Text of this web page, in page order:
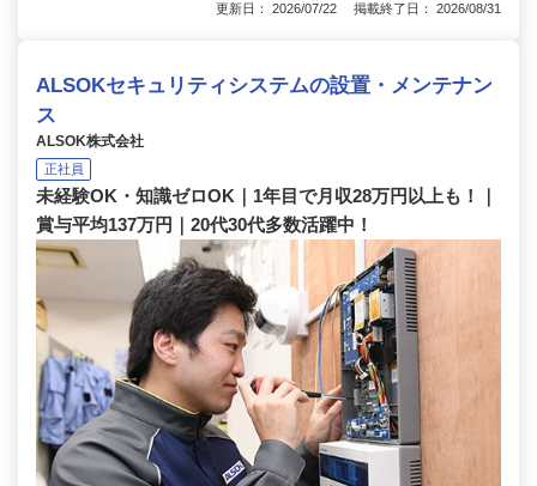
更新日： 2026/07/22 掲載終了日： 2026/08/31
ALSOKセキュリティシステムの設置・メンテナン
ス
ALSOK株式会社
正社員
未経験OK・知識ゼロOK｜1年目で月収28万円以上も！｜
賞与平均137万円｜20代30代多数活躍中！